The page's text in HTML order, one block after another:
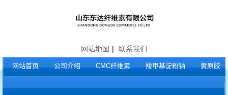
网站地图 | 联系我们
网站首页 公司介绍 CMC纤维素 羧甲基淀粉钠 黄原胶